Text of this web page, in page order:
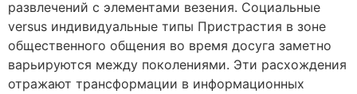
развлечений с элементами везения. Социальные
versus индивидуальные типы Пристрастия в зоне
общественного общения во время досуга заметно
варьируются между поколениями. Эти расхождения
отражают трансформации в информационных